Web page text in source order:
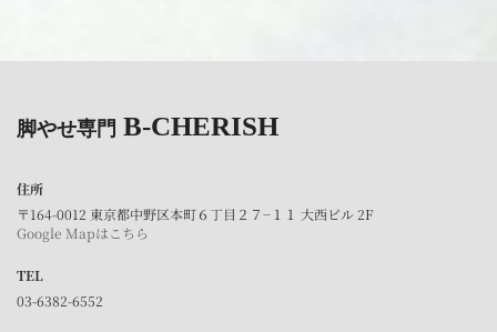
脚やせ専門 B-CHERISH
住所
〒164-0012 東京都中野区本町６丁目２７−１１ 大西ビル 2F
Google Mapはこちら
TEL
03-6382-6552